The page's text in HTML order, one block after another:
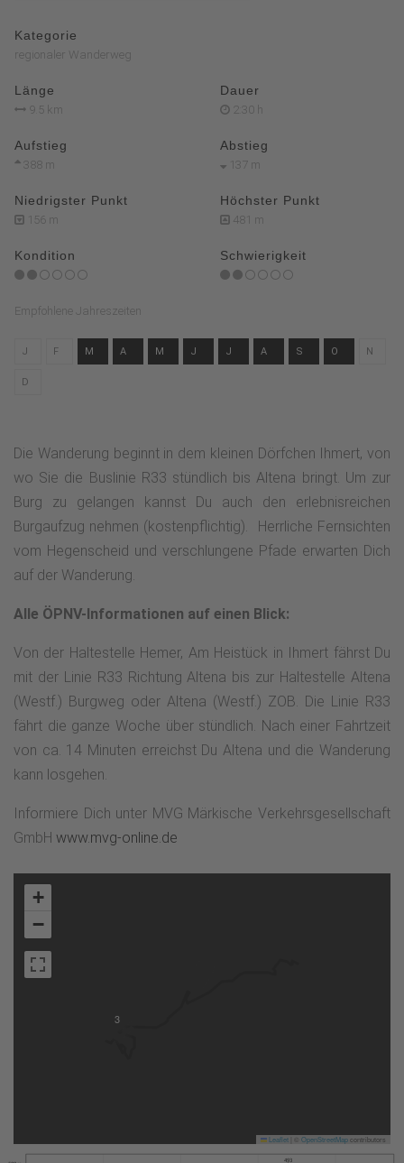
Kategorie
regionaler Wanderweg
Länge
9.5 km
Dauer
2:30 h
Aufstieg
388 m
Abstieg
137 m
Niedrigster Punkt
156 m
Höchster Punkt
481 m
Kondition Schwierigkeit
Empfohlene Jahreszeiten
J F M A M J J A S O N
D
Die Wanderung beginnt in dem kleinen Dörfchen Ihmert, von
wo Sie die Buslinie R33 stündlich bis Altena bringt. Um zur
Burg zu gelangen kannst Du auch den erlebnisreichen
Burgaufzug nehmen (kostenpflichtig). Herrliche Fernsichten
vom Hegenscheid und verschlungene Pfade erwarten Dich
auf der Wanderung.
Alle ÖPNV-Informationen auf einen Blick:
Von der Haltestelle Hemer, Am Heistück in Ihmert fährst Du
mit der Linie R33 Richtung Altena bis zur Haltestelle Altena
(Westf.) Burgweg oder Altena (Westf.) ZOB. Die Linie R33
fährt die ganze Woche über stündlich. Nach einer Fahrtzeit
von ca. 14 Minuten erreichst Du Altena und die Wanderung
kann losgehen.
Informiere Dich unter MVG Märkische Verkehrsgesellschaft
GmbH www.mvg-online.de
3
+
−
Leaflet OpenStreetMapcontributors
493